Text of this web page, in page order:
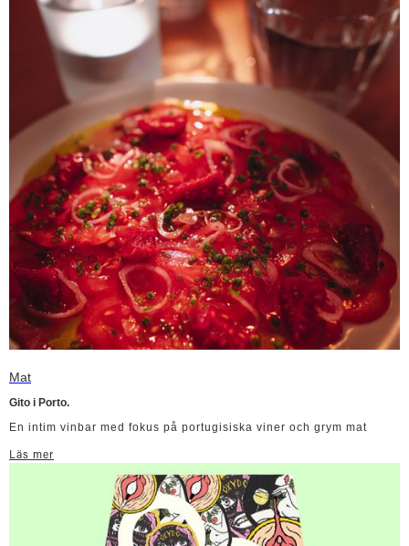
Mat
Gito i Porto.
En intim vinbar med fokus på portugisiska viner och grym mat
Läs mer